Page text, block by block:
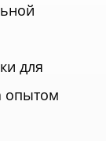
для
опытом